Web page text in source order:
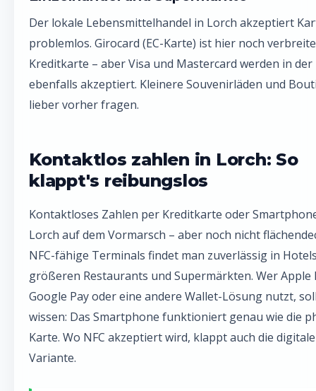
Der lokale Lebensmittelhandel in Lorch akzeptiert
problemlos. Girocard (EC-Karte) ist hier noch
Kreditkarte – aber Visa und Mastercard werden in der
ebenfalls akzeptiert. Kleinere Souvenirläden und
lieber vorher fragen.
Kontaktlos zahlen in Lorch: So
klappt's reibungslos
Kontaktloses Zahlen per Kreditkarte oder
Lorch auf dem Vormarsch – aber noch nicht
NFC-fähige Terminals findet man zuverlässig in
größeren Restaurants und Supermärkten. Wer Apple
Google Pay oder eine andere Wallet-Lösung nutzt,
wissen: Das Smartphone funktioniert genau wie die
Karte. Wo NFC akzeptiert wird, klappt auch die digitale
Variante.